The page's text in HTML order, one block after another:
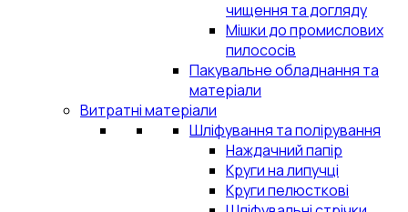
чищення та догляду
Мішки до промислових
пилососів
Пакувальне обладнання та
матеріали
Витратні матеріали
Шліфування та полірування
Наждачний папір
Круги на липучці
Круги пелюсткові